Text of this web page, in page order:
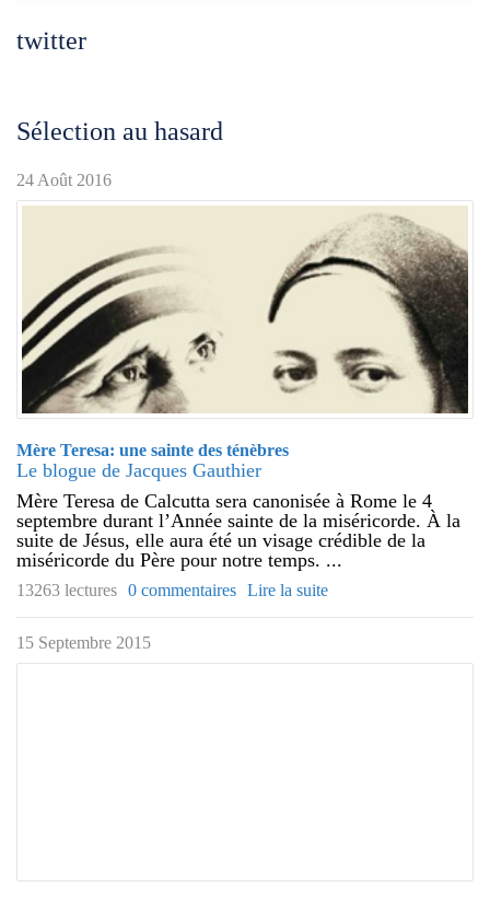
twitter
Sélection au hasard
24 Août 2016
Mère Teresa: une sainte des ténèbres
Le blogue de Jacques Gauthier
Mère Teresa de Calcutta sera canonisée à Rome le 4
septembre durant l’Année sainte de la miséricorde. À la
suite de Jésus, elle aura été un visage crédible de la
miséricorde du Père pour notre temps. ...
13263 lectures 0 commentaires Lire la suite
15 Septembre 2015